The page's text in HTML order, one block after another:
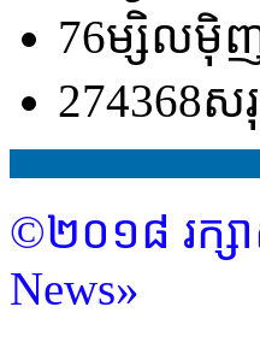
76ម្សិលម៉ិ
274368ស
©២០១៨ រក្ស
News»